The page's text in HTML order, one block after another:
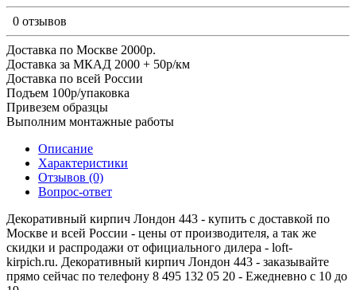
0 отзывов
Доставка по Москве 2000р.
Доставка за МКАД 2000 + 50р/км
Доставка по всей России
Подъем 100р/упаковка
Привезем образцы
Выполним монтажные работы
Описание
Характеристики
Отзывов (0)
Вопрос-ответ
Декоративный кирпич Лондон 443 - купить с доставкой по
Москве и всей России - цены от производителя, а так же
скидки и распродажи от официального дилера - loft-
kirpich.ru. Декоративный кирпич Лондон 443 - заказывайте
прямо сейчас по телефону 8 495 132 05 20 - Ежедневно с 10 до